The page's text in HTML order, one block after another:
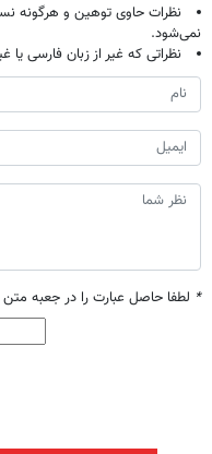
نظرات حاوی توهین و هرگونه
نمی‌شود.
نظراتی که غیر از زبان فارسی
* لطفا حاصل عبارت را در جعبه متن